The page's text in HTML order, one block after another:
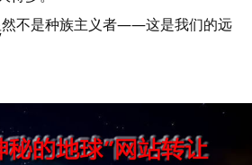
然不是种族主义者——这是我们的远